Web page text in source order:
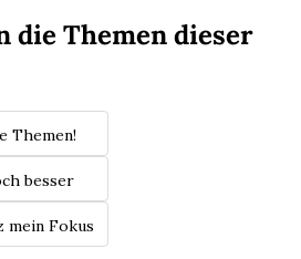
die Themen dieser
Themen!
besser
mein Fokus